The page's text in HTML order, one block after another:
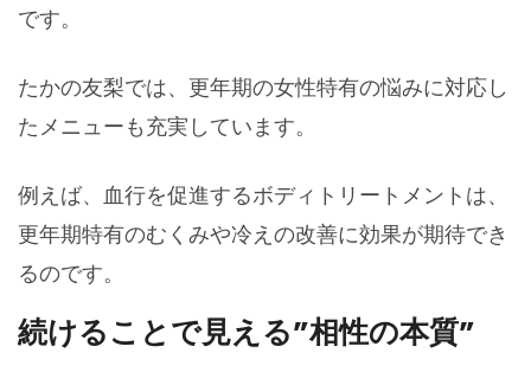
です。
たかの友梨では、更年期の女性特有の悩みに対応し
たメニューも充実しています。
例えば、血行を促進するボディトリートメントは、
更年期特有のむくみや冷えの改善に効果が期待でき
るのです。
続けることで見える”相性の本質”